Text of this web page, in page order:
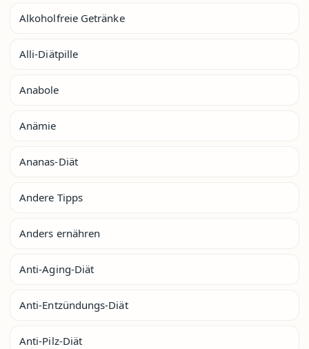
Alkoholfreie Getränke
Alli-Diätpille
Anabole
Anämie
Ananas-Diät
Andere Tipps
Anders ernähren
Anti-Aging-Diät
Anti-Entzündungs-Diät
Anti-Pilz-Diät